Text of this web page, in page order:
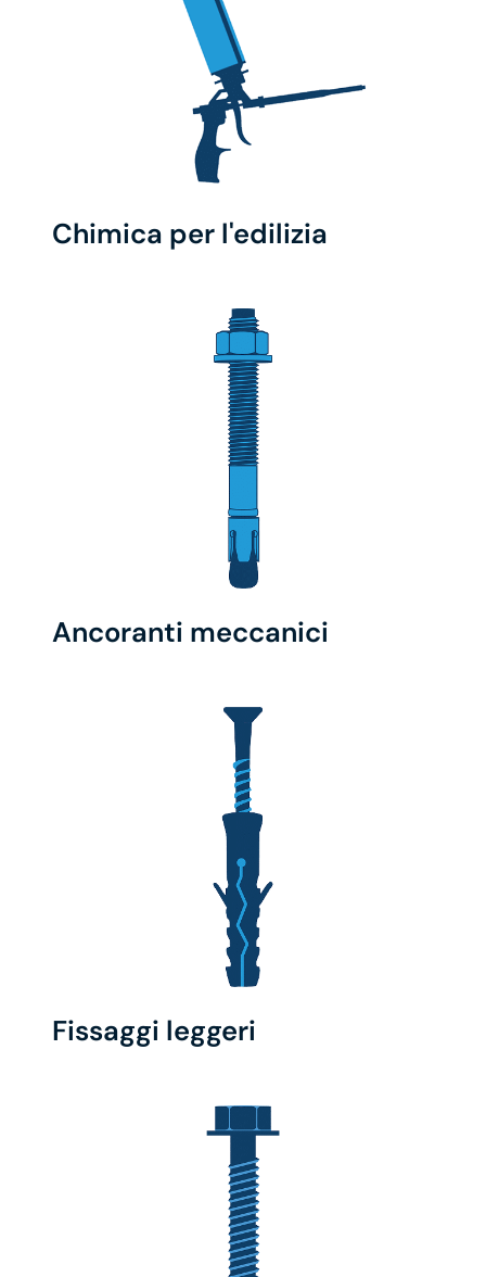
Chimica per l'edilizia
Ancoranti meccanici
Fissaggi leggeri